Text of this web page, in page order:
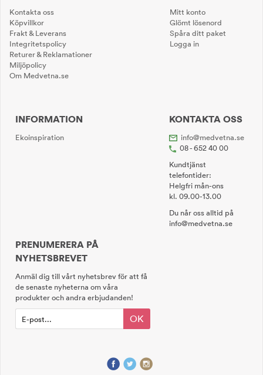
Kontakta oss
Köpvillkor
Frakt & Leverans
Integritetspolicy
Returer & Reklamationer
Miljöpolicy
Om Medvetna.se
Mitt konto
Glömt lösenord
Spåra ditt paket
Logga in
INFORMATION
Ekoinspiration
KONTAKTA OSS
info@medvetna.se
08 - 652 40 00
Kundtjänst
telefontider:
Helgfri mån-ons
kl. 09.00-13.00
Du når oss alltid på
info@medvetna.se
PRENUMERERA PÅ
NYHETSBREVET
Anmäl dig till vårt nyhetsbrev för att få
de senaste nyheterna om våra
produkter och andra erbjudanden!
OK